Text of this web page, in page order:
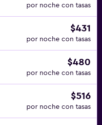
por noche con tasas
$431
por noche con tasas
$480
por noche con tasas
$516
por noche con tasas